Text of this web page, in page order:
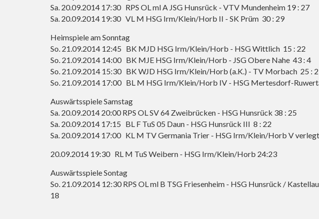
Sa. 20.09.2014 17:30 RPS OL ml A JSG Hunsrück - VTV Mundenheim 19 : 27
Sa. 20.09.2014 19:30 VL M HSG Irm/Klein/Horb II - SK Prüm 30 : 29
Heimspiele am Sonntag
So. 21.09.2014 12:45 BK MJD HSG Irm/Klein/Horb - HSG Wittlich 15 : 22
So. 21.09.2014 14:00 BK MJE HSG Irm/Klein/Horb - JSG Obere Nahe 43 : 4
So. 21.09.2014 15:30 BK WJD HSG Irm/Klein/Horb (a.K.) - TV Morbach 25 : 2
So. 21.09.2014 17:00 BL M HSG Irm/Klein/Horb IV - HSG Mertesdorf-
Auswärtsspiele Samstag
Sa. 20.09.2014 20:00 RPS OL SV 64 Zweibrücken - HSG Hunsrück 38 : 25
Sa. 20.09.2014 17:15 BL F TuS 05 Daun - HSG Hunsrück III 8 : 22
Sa. 20.09.2014 17:00 KL M TV Germania Trier - HSG Irm/Klein/Horb V verlegt
20.09.2014 19:30 RL M TuS Weibern - HSG Irm/Klein/Horb 24:23
Auswärtsspiele Sontag
So. 21.09.2014 12:30 RPS OL ml B TSG Friesenheim - HSG Hunsrück /
18